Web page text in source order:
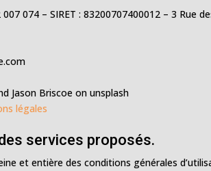
074 – SIRET : 83200707400012 – 3 Rue
Jason Briscoe on unsplash
légales
services proposés.
et entière des conditions générales